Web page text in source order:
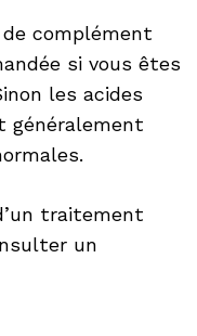
de complément
si vous êtes
les acides
généralement
traitement
un